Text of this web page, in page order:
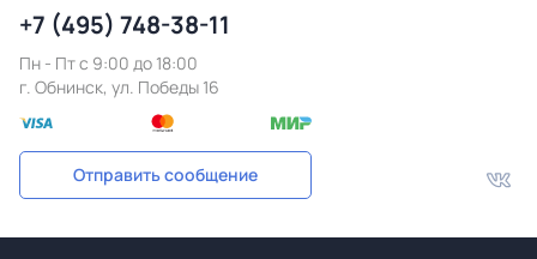
+7 (495) 748-38-11
Пн - Пт c 9:00 до 18:00
г. Обнинск, ул. Победы 16
Отправить сообщение